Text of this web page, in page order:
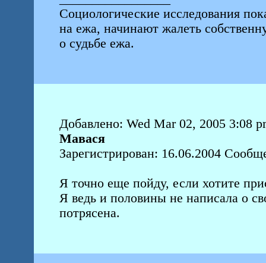
Социологические исследования
на ежа, начинают жалеть
о судьбе ежа.
Добавлено: Wed Mar 02, 2005 3:08
Мавася
Зарегистрирован: 16.06.2004
Я точно еще пойду, если хотите
Я ведь и половины не написала о
потрясена.